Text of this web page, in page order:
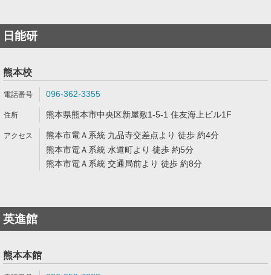
日能研
熊本校
096-362-3355
熊本県熊本市中央区新屋敷1-5-1 住友海上ビル1F
熊本市電Ａ系統 九品寺交差点より 徒歩 約4分
熊本市電Ａ系統 水道町より 徒歩 約5分
熊本市電Ａ系統 交通局前より 徒歩 約8分
英進館
熊本本館